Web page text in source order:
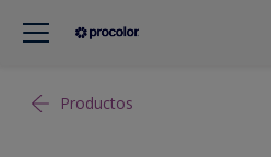
Productos